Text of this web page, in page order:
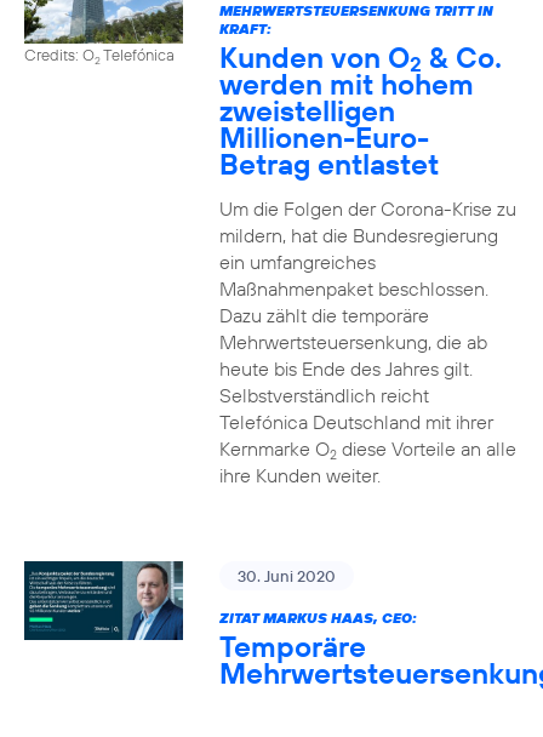
Credits: O2Telefónica
MEHRWERTSTEUERSENKUNG TRITT IN
KRAFT:
Kunden von O2 & Co.
werden mit hohem
zweistelligen
Millionen-Euro-
Betrag entlastet
Um die Folgen der Corona-Krise zu
mildern, hat die Bundesregierung
ein umfangreiches
Maßnahmenpaket beschlossen.
Dazu zählt die temporäre
Mehrwertsteuersenkung, die ab
heute bis Ende des Jahres gilt.
Selbstverständlich reicht
Telefónica Deutschland mit ihrer
Kernmarke O2diese Vorteile an alle
ihre Kunden weiter.
30. Juni 2020
ZITAT MARKUS HAAS, CEO:
Temporäre